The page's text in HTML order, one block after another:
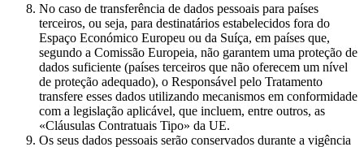
No caso de transferência de dados pessoais para países
terceiros, ou seja, para destinatários estabelecidos fora do
Espaço Económico Europeu ou da Suíça, em países que,
segundo a Comissão Europeia, não garantem uma proteção de
dados suficiente (países terceiros que não oferecem um nível
de proteção adequado), o Responsável pelo Tratamento
transfere esses dados utilizando mecanismos em conformidade
com a legislação aplicável, que incluem, entre outros, as
«Cláusulas Contratuais Tipo» da UE.
Os seus dados pessoais serão conservados durante a vigência